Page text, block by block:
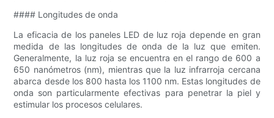
#### Longitudes de onda
La eficacia de los paneles LED de luz roja depende en gran
medida de las longitudes de onda de la luz que emiten.
Generalmente, la luz roja se encuentra en el rango de 600 a
650 nanómetros (nm), mientras que la luz infrarroja cercana
abarca desde los 800 hasta los 1100 nm. Estas longitudes de
onda son particularmente efectivas para penetrar la piel y
estimular los procesos celulares.